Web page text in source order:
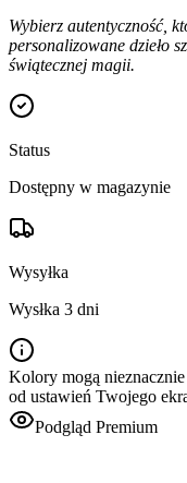
Wybierz autentyczność,
personalizowane dzieło
świątecznej magii.
Status
Dostępny w magazynie
Wysyłka
Wysłka 3 dni
Kolory mogą
od ustawień Twojego
Podgląd Premium